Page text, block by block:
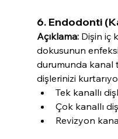
6. Endodonti
Açıklama: Dişin iç
dokusunun
durumunda kanal
dişlerinizi
Tek kanallı
Çok kanallı
Revizyon